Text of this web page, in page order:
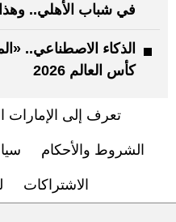
في شباب الأهلي..
الذكاء الاصطناعي..
كأس العالم 2026
تعرف إلى الإمارات
الشروط والأحكام
الاشتراكات